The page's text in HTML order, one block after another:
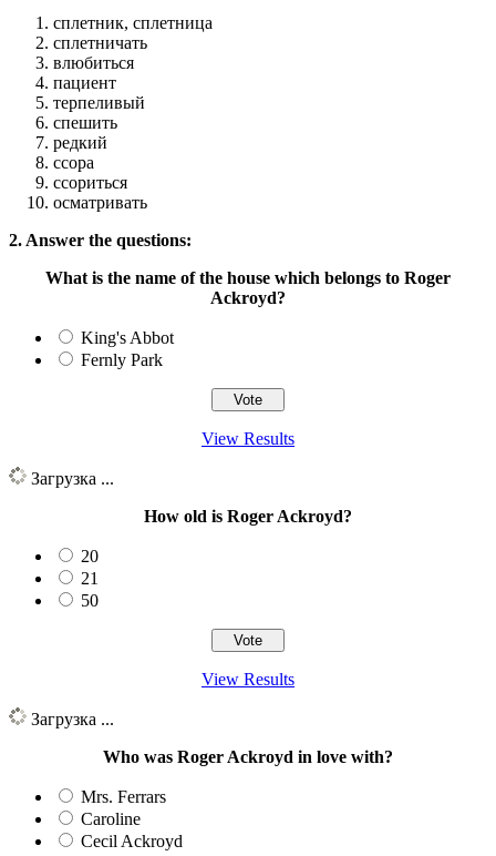
сплетник, сплетница
сплетничать
влюбиться
пациент
терпеливый
спешить
редкий
ссора
ссориться
осматривать
2. Answer the questions:
What is the name of the house which belongs to Roger
Ackroyd?
King's Abbot
Fernly Park
View Results
Загрузка ...
How old is Roger Ackroyd?
20
21
50
View Results
Загрузка ...
Who was Roger Ackroyd in love with?
Mrs. Ferrars
Caroline
Cecil Ackroyd